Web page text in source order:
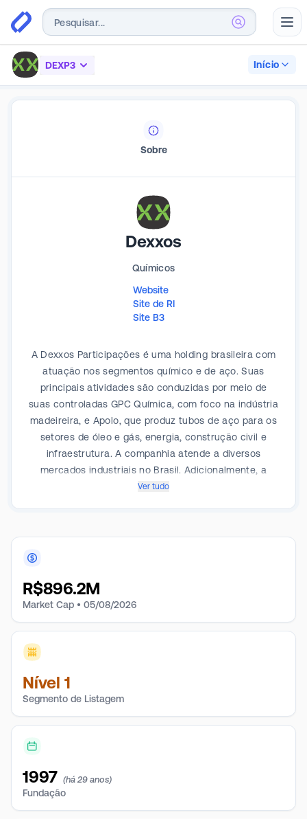
DEXP3 Início
Sobre
Dexxos
Químicos
Website
Site de RI
Site B3
A Dexxos Participações é uma holding brasileira com
atuação nos segmentos químico e de aço. Suas
principais atividades são conduzidas por meio de
suas controladas GPC Química, com foco na indústria
madeireira, e Apolo, que produz tubos de aço para os
setores de óleo e gás, energia, construção civil e
infraestrutura. A companhia atende a diversos
mercados industriais no Brasil. Adicionalmente, a
Dexxos possui participações em empresas coligadas
Químico e o de Aço.
Ver tudo
R$896.2M
Market Cap • 05/08/2026
Nível 1
Segmento de Listagem
1997 (há 29 anos)
Fundação